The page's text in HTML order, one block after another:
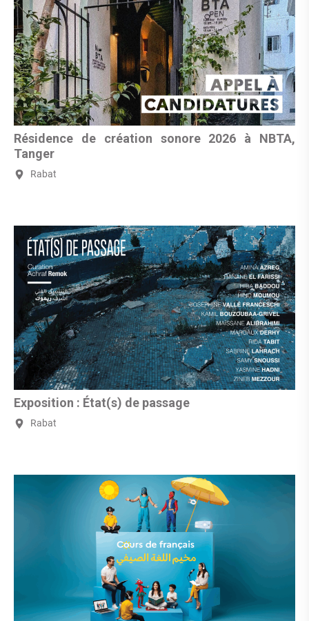
Résidence de création sonore 2026 à NBTA,
Tanger
Rabat
Exposition : État(s) de passage
Rabat